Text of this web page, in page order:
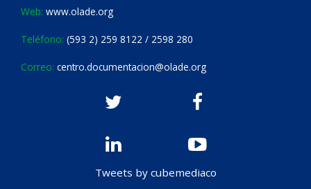
Web: www.olade.org
Teléfono: (593 2) 259 8122 / 2598 280
Correo: centro.documentacion@olade.org
Tweets by cubemediaco